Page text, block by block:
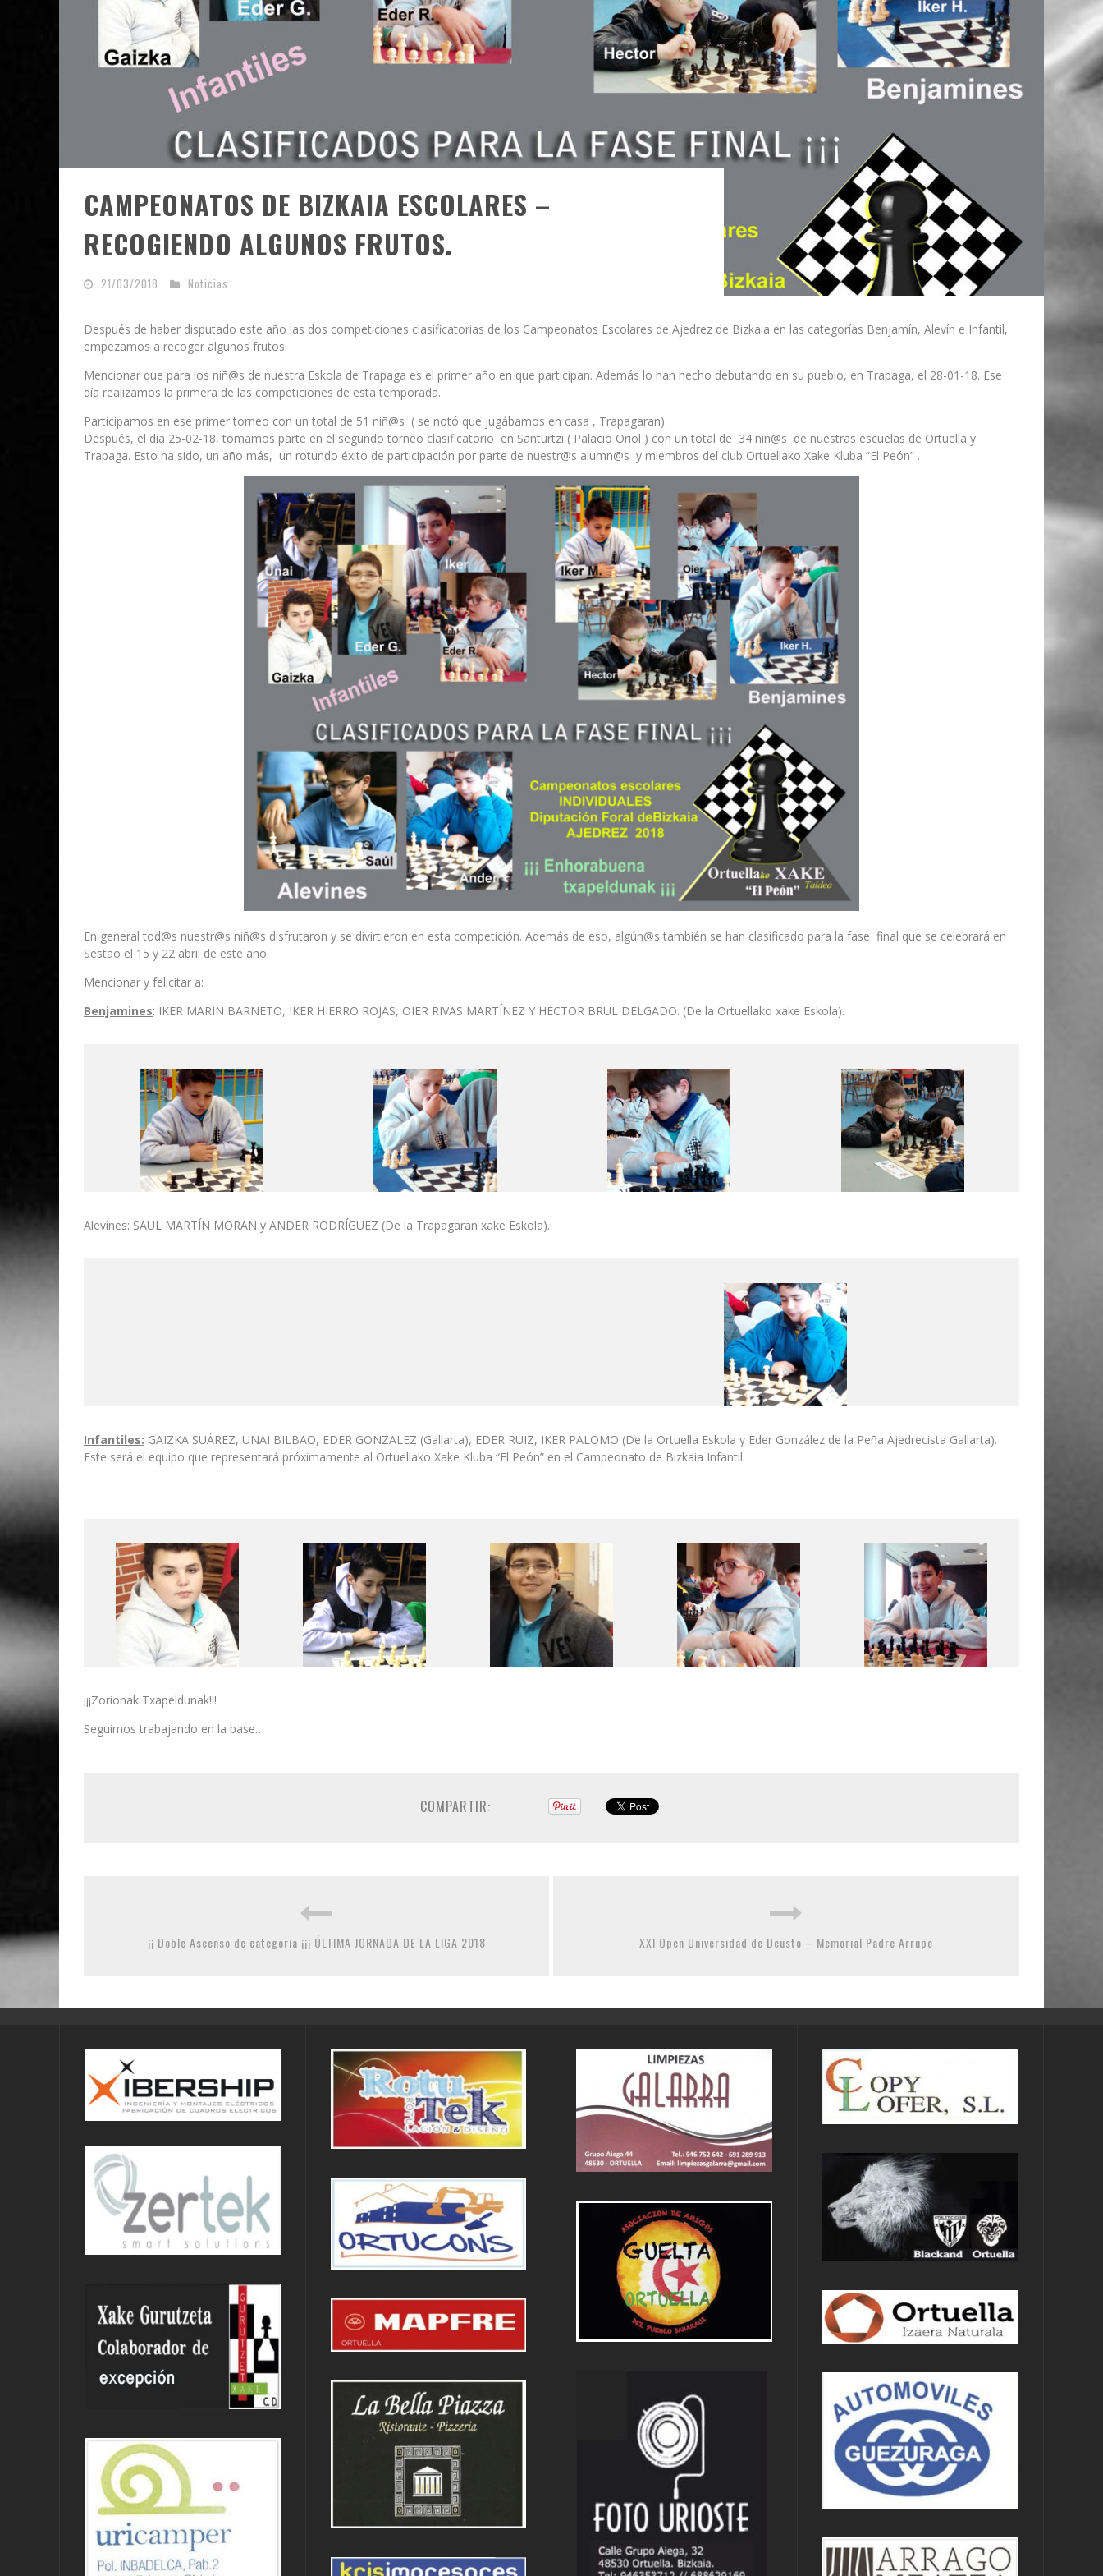
CAMPEONATOS DE BIZKAIA ESCOLARES –
RECOGIENDO ALGUNOS FRUTOS.
21/03/2018 Noticias
Después de haber disputado este año las dos competiciones clasificatorias de los Campeonatos Escolares de Ajedrez de Bizkaia en las categorías Benjamín, Alevín e Infantil,
empezamos a recoger algunos frutos.
Mencionar que para los niñ@s de nuestra Eskola de Trapaga es el primer año en que participan. Además lo han hecho debutando en su pueblo, en Trapaga, el 28-01-18. Ese
día realizamos la primera de las competiciones de esta temporada.
Participamos en ese primer torneo con un total de 51 niñ@s ( se notó que jugábamos en casa , Trapagaran).
Después, el día 25-02-18, tomamos parte en el segundo torneo clasificatorio en Santurtzi ( Palacio Oriol ) con un total de 34 niñ@s de nuestras escuelas de Ortuella y
Trapaga. Esto ha sido, un año más, un rotundo éxito de participación por parte de nuestr@s alumn@s y miembros del club Ortuellako Xake Kluba “El Peón” .
En general tod@s nuestr@s niñ@s disfrutaron y se divirtieron en esta competición. Además de eso, algún@s también se han clasificado para la fase final que se celebrará en
Sestao el 15 y 22 abril de este año.
Mencionar y felicitar a:
Benjamines: IKER MARIN BARNETO, IKER HIERRO ROJAS, OIER RIVAS MARTÍNEZ Y HECTOR BRUL DELGADO. (De la Ortuellako xake Eskola).
Alevines: SAUL MARTÍN MORAN y ANDER RODRÍGUEZ (De la Trapagaran xake Eskola).
Infantiles: GAIZKA SUÁREZ, UNAI BILBAO, EDER GONZALEZ (Gallarta), EDER RUIZ, IKER PALOMO (De la Ortuella Eskola y Eder González de la Peña Ajedrecista Gallarta).
Este será el equipo que representará próximamente al Ortuellako Xake Kluba “El Peón” en el Campeonato de Bizkaia Infantil.
¡¡¡Zorionak Txapeldunak!!!
Seguimos trabajando en la base…
COMPARTIR:
¡¡ Doble Ascenso de categoría ¡¡¡ ÚLTIMA JORNADA DE LA LIGA 2018 XXI Open Universidad de Deusto – Memorial Padre Arrupe